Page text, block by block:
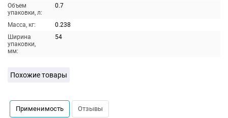
Объем
упаковки, л:
0.7
Масса, кг:
0.238
Ширина
упаковки,
мм:
54
Похожие товары
Применимость Отзывы